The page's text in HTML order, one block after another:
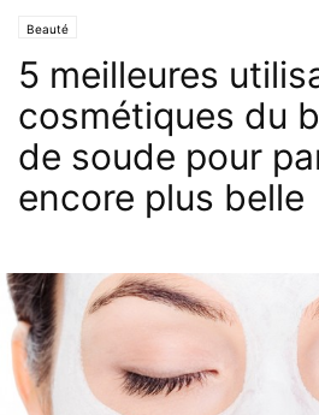
Beauté
5 meilleures
cosmétiques du
de soude pour
encore plus belle